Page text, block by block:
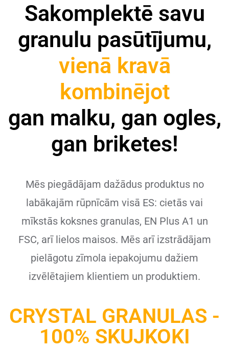
Sakomplektē savu
granulu pasūtījumu,
vienā kravā
kombinējot
gan malku, gan ogles,
gan briketes!
Mēs piegādājam dažādus produktus no
labākajām rūpnīcām visā ES: cietās vai
mīkstās koksnes granulas, EN Plus A1 un
FSC, arī lielos maisos. Mēs arī izstrādājam
pielāgotu zīmola iepakojumu dažiem
izvēlētajiem klientiem un produktiem.
CRYSTAL GRANULAS -
100% SKUJKOKI